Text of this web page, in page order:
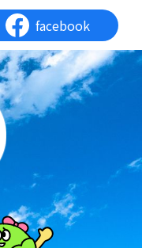
facebook